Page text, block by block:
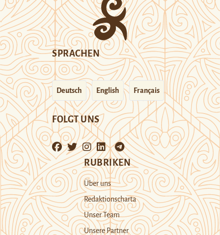
SPRACHEN
Deutsch English Français
FOLGT UNS
RUBRIKEN
Über uns
Redaktionscharta
Unser Team
Unsere Partner